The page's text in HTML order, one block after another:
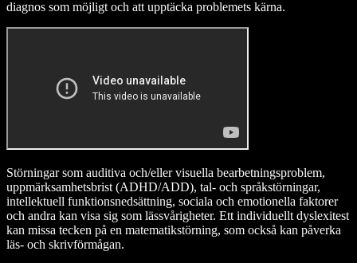
diagnos som möjligt och att upptäcka problemets kärna.
Störningar som auditiva och/eller visuella bearbetningsproblem,
uppmärksamhetsbrist (ADHD/ADD), tal- och språkstörningar,
intellektuell funktionsnedsättning, sociala och emotionella faktorer
och andra kan visa sig som lässvårigheter. Ett individuellt dyslexitest
kan missa tecken på en matematikstörning, som också kan påverka
läs- och skrivförmågan.